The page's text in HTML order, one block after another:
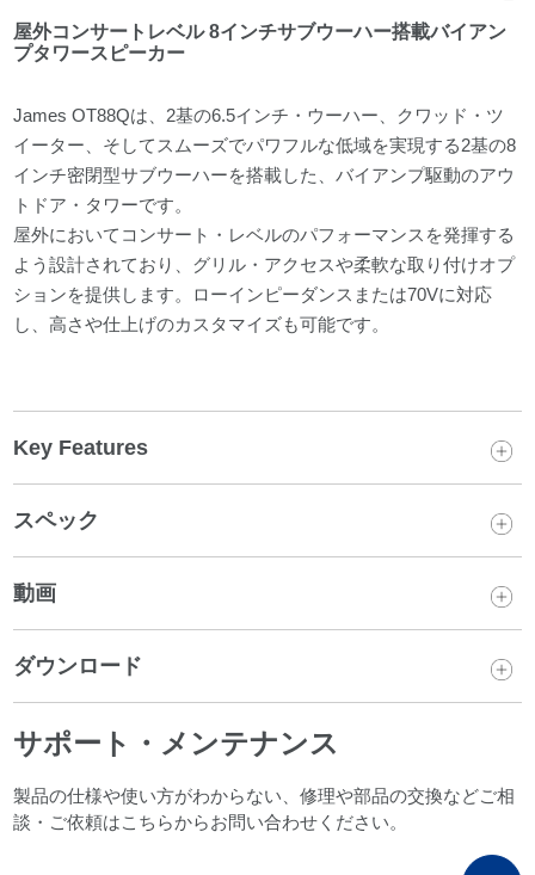
屋外コンサートレベル 8インチサブウーハー搭載バイアン
プタワースピーカー
James OT88Qは、2基の6.5インチ・ウーハー、クワッド・ツ
イーター、そしてスムーズでパワフルな低域を実現する2基の8
インチ密閉型サブウーハーを搭載した、バイアンプ駆動のアウ
トドア・タワーです。
屋外においてコンサート・レベルのパフォーマンスを発揮する
よう設計されており、グリル・アクセスや柔軟な取り付けオプ
ションを提供します。ローインピーダンスまたは70Vに対応
し、高さや仕上げのカスタマイズも可能です。
Key Features
スペック
動画
ダウンロード
サポート・メンテナンス
製品の仕様や使い方がわからない、修理や部品の交換などご相
談・ご依頼はこちらからお問い合わせください。